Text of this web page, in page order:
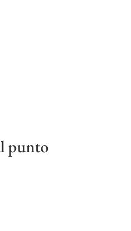
punto